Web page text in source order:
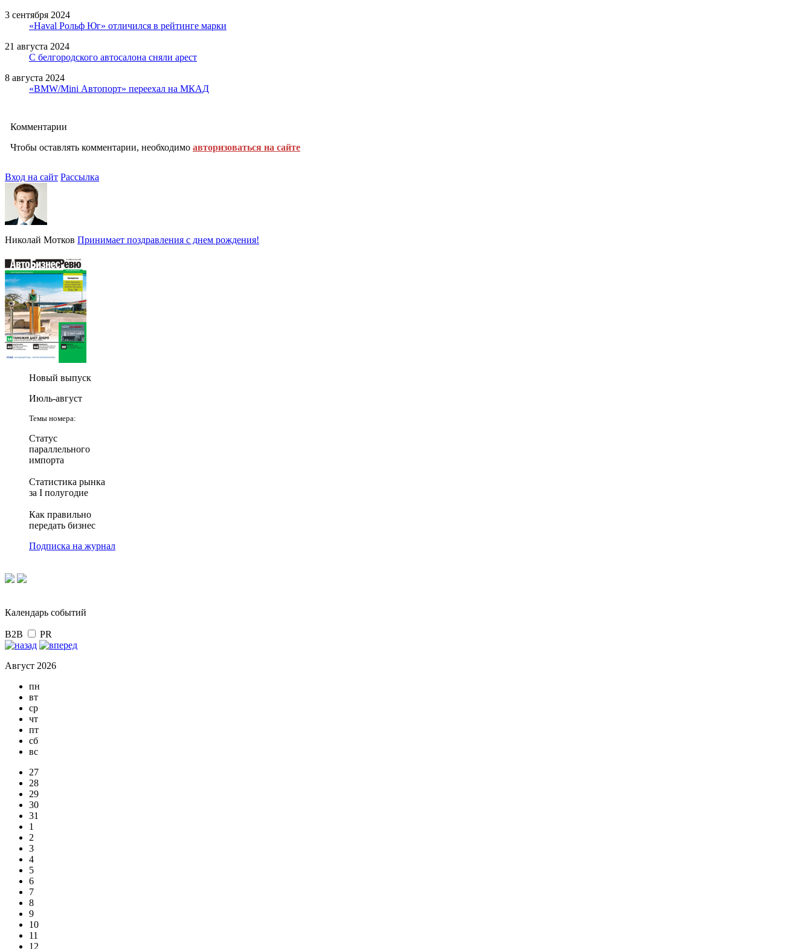
3 сентября 2024
«Haval Рольф Юг» отличился в рейтинге марки
21 августа 2024
С белгородского автосалона сняли арест
8 августа 2024
«BMW/Mini Автопорт» переехал на МКАД
Комментарии
Чтобы оставлять комментарии, необходимо авторизоваться на сайте
Вход на сайт Рассылка
Николай Мотков Принимает поздравления с днем рождения!
Новый выпуск
Июль-август
Темы номера:
Статус
параллельного
импорта
Статистика рынка
за I полугодие
Как правильно
передать бизнес
Подписка на журнал
Календарь событий
B2B PR
Август 2026
пн
вт
ср
чт
пт
сб
вс
27
28
29
30
31
1
2
3
4
5
6
7
8
9
10
11
12